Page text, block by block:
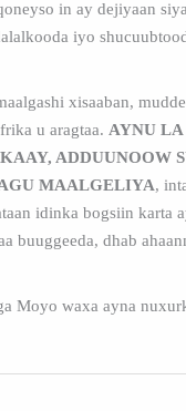
in ay dejiyaan
iyo
xisaaban,
u aragtaa. AYNU LA
ADDUUNOOW
MAALGELIYA,
idinka bogsiin karta
buuggeeda, dhab
Moyo waxa ayna